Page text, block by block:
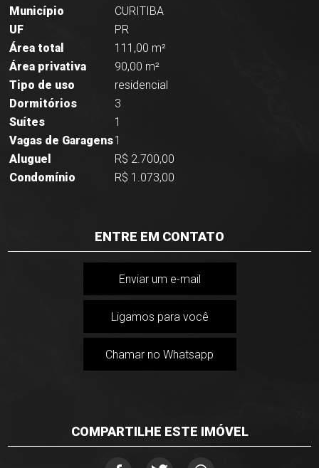
Município
CURITIBA
UF
PR
Área total
111,00 m²
Área privativa
90,00 m²
Tipo de uso
residencial
Dormitórios
3
Suítes
1
Vagas de Garagens1
Aluguel
R$ 2.700,00
Condomínio
R$ 1.073,00
ENTRE EM CONTATO
Enviar um e-mail
Ligamos para você
Chamar no Whatsapp
COMPARTILHE ESTE IMÓVEL